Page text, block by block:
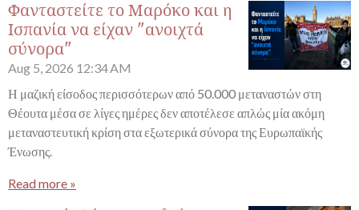
Φανταστείτε το Μαρόκο και η
Ισπανία να είχαν "ανοιχτά
σύνορα"
Aug 5, 2026 12:34 AM
Η μαζική είσοδος περισσότερων από 50.000 μεταναστών στη
Θέουτα μέσα σε λίγες ημέρες δεν αποτέλεσε απλώς μία ακόμη
μεταναστευτική κρίση στα εξωτερικά σύνορα της Ευρωπαϊκής
Ένωσης.
Read more »